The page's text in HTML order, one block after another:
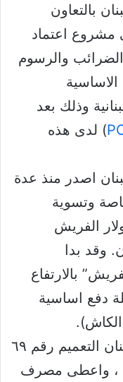
بالتعاون
مشروع اعتماد
والرسوم
وذلك بعد
Machines) لدى هذه
اصدر منذ عدة
بمقاصة وتسوية
الفريش
وقد بدا
بالارتفاع
دفع اساسية
وفي عام ٢٠٢٣، عدل مصرف لبنان التعميم رقم ٦٩
، واعطى مصرف